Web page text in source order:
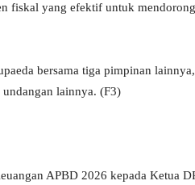
fiskal yang efektif untuk
bersama tiga pimpinan
lainnya. (F3)
APBD 2026 kepada Ketua